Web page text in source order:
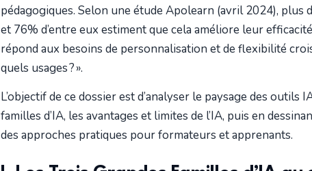
pédagogiques. Selon une étude Apolearn (avril 2024), plus
et 76% d’entre eux estiment que cela améliore leur
répond aux besoins de personnalisation et de flexibilité
quels usages ? ».
L’objectif de ce dossier est d’analyser le paysage des
familles d’IA, les avantages et limites de l’IA, puis en
des approches pratiques pour formateurs et apprenants.